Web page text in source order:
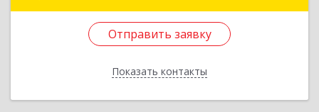
Отправить заявку
Показать контакты
дом № 3, кв.85